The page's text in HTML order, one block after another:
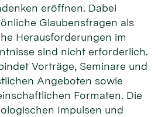
eröffnen. Dabei
Glaubensfragen als
Herausforderungen im
sind nicht erforderlich.
Vorträge, Seminare und
Angeboten sowie
Formaten. Die
Impulsen und